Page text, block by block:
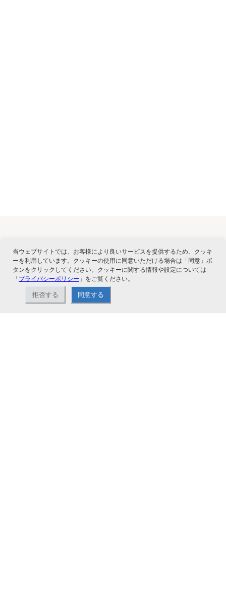
関連サービス
当ウェブサイトでは、お客様により良いサービスを提供するため、クッキ
ーを利用しています。クッキーの使用に同意いただける場合は「同意」ボ
タンをクリックしてください。クッキーに関する情報や設定については
「プライバシーポリシー 」をご覧ください。
拒否する 同意する